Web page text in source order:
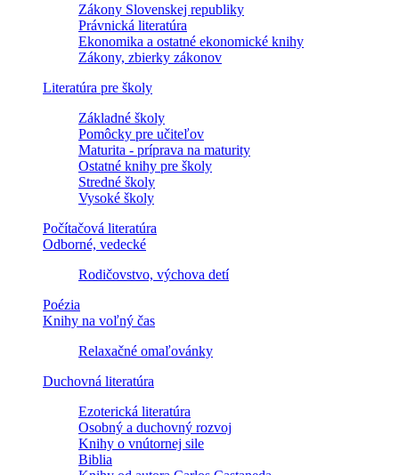
Zákony Slovenskej republiky
Právnická literatúra
Ekonomika a ostatné ekonomické knihy
Zákony, zbierky zákonov
Literatúra pre školy
Základné školy
Pomôcky pre učiteľov
Maturita - príprava na maturity
Ostatné knihy pre školy
Stredné školy
Vysoké školy
Počítačová literatúra
Odborné, vedecké
Rodičovstvo, výchova detí
Poézia
Knihy na voľný čas
Relaxačné omaľovánky
Duchovná literatúra
Ezoterická literatúra
Osobný a duchovný rozvoj
Knihy o vnútornej sile
Biblia